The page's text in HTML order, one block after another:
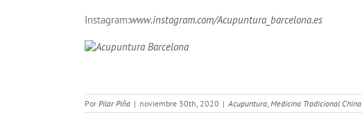
Instagram:www.instagram.com/Acupuntura_barcelona.es
Por Pilar Piña | noviembre 30th, 2020 | Acupuntura, Medicina Tradicional China